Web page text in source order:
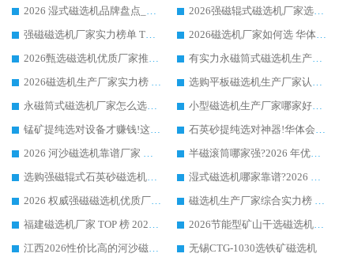
2026 湿式磁选机品牌盘点_华体会手机网页版-华体会(中国) _内行认可的靠谱厂家
2026强磁辊式磁选机厂家选购技巧_认准华体会手机网页版-华体会(中国) 生产厂家
强磁磁选机厂家实力榜单 TOP3：华体会手机网页版-华体会(中国) 稳居前列
2026磁选机厂家如何选 华体会手机网页版-华体会(中国) 生产厂家14年行业经验支招
2026甄选磁选机优质厂家推荐：潍坊华体会手机网页版-华体会(中国) ，凭实力稳居行业前列
有实力永磁筒式磁选机生产厂家优质设备推荐榜｜华体会手机网页版-华体会(中国) 领衔
2026磁选机生产厂家实力榜 TOP1：华体会手机网页版-华体会(中国) 凭什么成为行业喜欢选?
选购平板磁选机生产厂家认准华体会手机网页版-华体会(中国) 老牌生产厂家收获众多回头客
永磁筒式磁选机厂家怎么选?14 年老厂华体会手机网页版-华体会(中国) 凭实力出圈，这 5 大优势太圈粉
小型磁选机生产厂家哪家好?2026 年实测推荐，华体会手机网页版-华体会(中国) 十年口碑厂值得闭眼入
锰矿提纯选对设备才赚钱!这家临朐厂家的强磁辊磁选机凭啥成行业标杆?
石英砂提纯选对神器!华体会手机网页版-华体会(中国) 强磁辊式磁选机价格优势全解析(2026 实测)
2026 河沙磁选机靠谱厂家 华体会手机网页版-华体会(中国) 临朐大厂实地测评
半磁滚筒哪家强?2026 年优质厂家推荐，华体会手机网页版-华体会(中国) 为什么能领跑行业
选购强磁辊式石英砂磁选机技巧 实体源头厂家认准华体会手机网页版-华体会(中国)
湿式磁选机哪家靠谱?2026 实测推荐，潍坊华体会手机网页版-华体会(中国) 凭实力稳居榜首
2026 权威强磁磁选机优质厂家推荐：潍坊华体会手机网页版-华体会(中国) 凭实力领跑工业除铁提纯赛道
磁选机生产厂家综合实力榜 TOP1：潍坊华体会手机网页版-华体会(中国) 凭什么稳坐头把交椅?
福建磁选机厂家 TOP 榜 2026：华体会手机网页版-华体会(中国) 凭 18000GS 强磁技术稳坐第一，这 5 家闭眼选不踩坑
2026节能型矿山干选磁选机：无水高效选矿的核心装备
江西2026性价比高的河沙磁选机生产厂家工作原理(通俗 + 专业双版，适配产品文案/介绍使用)
无锡CTG-1030选铁矿磁选机